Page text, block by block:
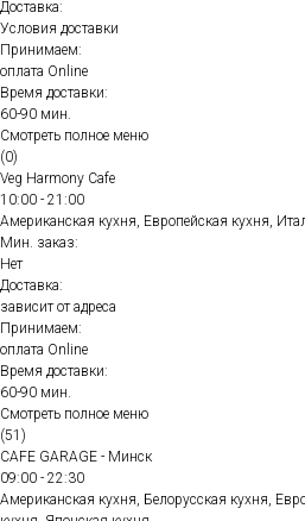
Доставка:
Условия доставки
Принимаем:
оплата Online
Время доставки:
60-90 мин.
Смотреть полное меню
(0)
Veg Harmony Cafe
10:00 - 21:00
Американская кухня, Европейская кухня,
Мин. заказ:
Нет
Доставка:
зависит от адреса
Принимаем:
оплата Online
Время доставки:
60-90 мин.
Смотреть полное меню
(51)
CAFE GARAGE - Минск
09:00 - 22:30
Американская кухня, Белорусская кухня,